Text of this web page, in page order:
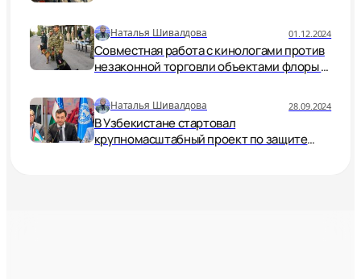
Наталья Шивалдова 01.12.2024
Совместная работа с кинологами против
незаконной торговли объектами флоры и
Наталья Шивалдова 28.09.2024
В Узбекистане стартовал
крупномасштабный проект по защите